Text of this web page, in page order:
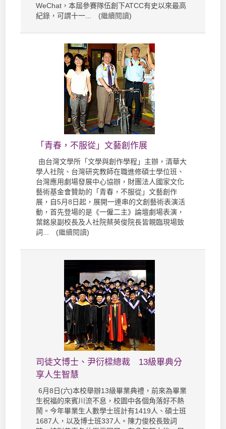
WeChat，本屆參賽隊伍創下ATCC有史以來最高
紀錄，可謂十一... (繼續閱讀)
「青春，不服從」文藝創作展
由台灣文學所「文學與創作學程」主辦，清華大
學人社院、台灣研究教師在職進修碩士學位班、
台灣應用劇場發展中心協辦，財團法人國家文化
藝術基金會贊助的「青春，不服從」文藝創作
展，自5月8日起，展開一連串的文創藝術表演活
動，首先登場的是《一僱二主》論壇劇場表演，
葉銘泉副校長及人社院蔡英俊院長皆親臨現場致
詞... (繼續閱讀)
司徒文博士、尹衍樑總裁 13級畢典分
享人生智慧
6月8日(六)本校舉辦13級畢業典禮，前來為畢業
生祝福的來賓川流不息，校園中各個角落好不熱
鬧。今年畢業生人數學士班計有1419人、碩士班
1687人，以及博士班337人。陳力俊校長致詞